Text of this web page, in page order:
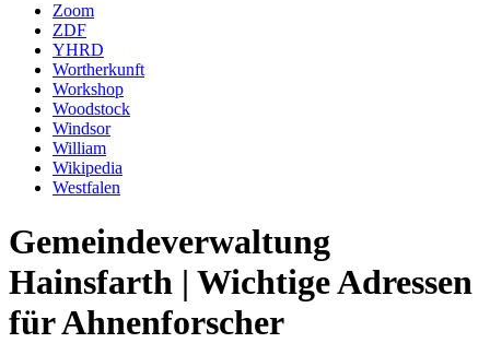
Zoom
ZDF
YHRD
Wortherkunft
Workshop
Woodstock
Windsor
William
Wikipedia
Westfalen
Gemeindeverwaltung
Hainsfarth | Wichtige Adressen
für Ahnenforscher